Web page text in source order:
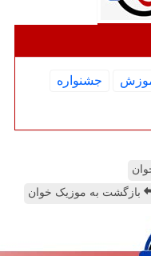
جشنواره
بازگشت به موزیک خوان